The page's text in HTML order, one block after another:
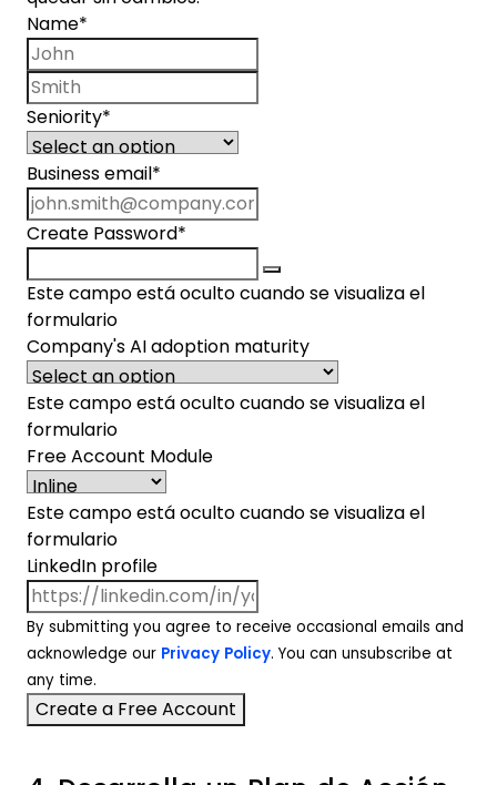
Name*
Seniority*
Business email *
Create Password*
Este campo está oculto cuando se visualiza el
formulario
Company's AI adoption maturity
Este campo está oculto cuando se visualiza el
formulario
Free Account Module
Este campo está oculto cuando se visualiza el
formulario
LinkedIn profile
By submitting you agree to receive occasional emails and
acknowledge our Privacy Policy. You can unsubscribe at
any time.